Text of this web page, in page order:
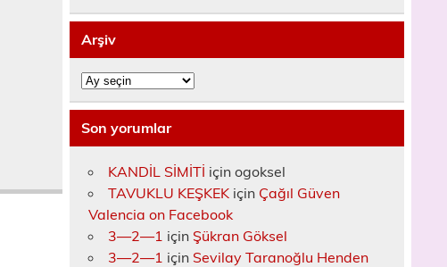
Arşiv
Arşiv
Son yorumlar
KANDİL SİMİTİ içinogoksel
TAVUKLU KEŞKEK için Çağıl Güven
Valencia on Facebook
3—2—1 için Şükran Göksel
3—2—1 için Sevilay Taranoğlu Henden